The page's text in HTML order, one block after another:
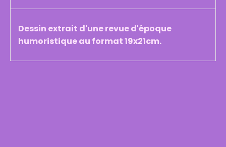
Dessin extrait d'une revue d'époque
humoristique au format 19x21cm.